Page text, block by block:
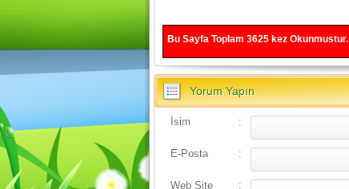
Bu Sayfa Toplam 3625kez Okunmustur.
Yorum Yapın
İsim :
E-Posta :
Web Site :